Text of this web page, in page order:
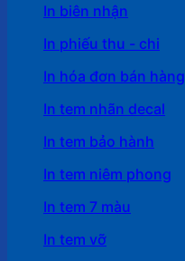
In biên nhận
In phiếu thu - chi
In hóa đơn bán hàng
In tem nhãn decal
In tem bảo hành
In tem niêm phong
In tem 7 màu
In tem vỡ